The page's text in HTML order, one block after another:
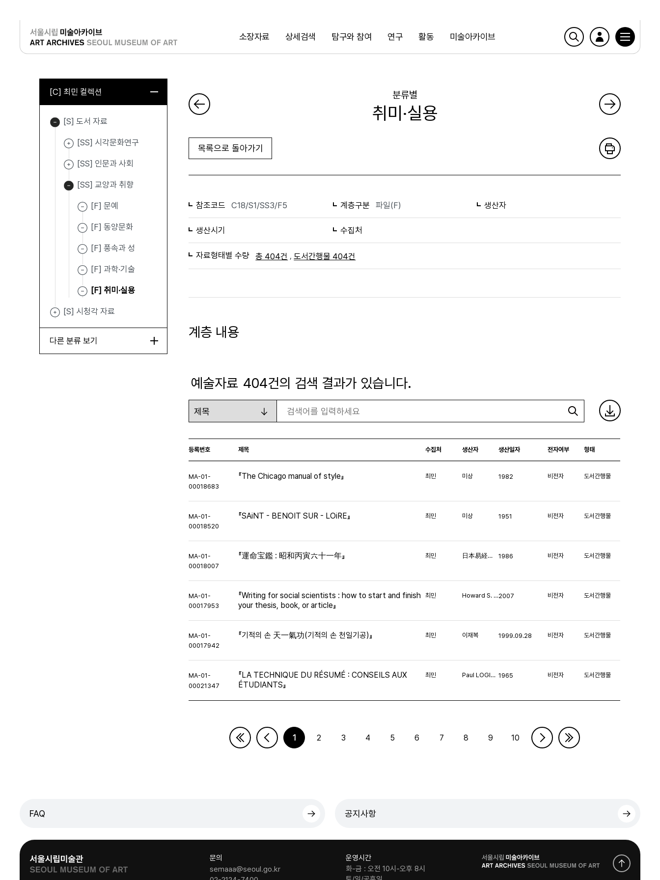
소장자료 상세검색 탐구와 참여 연구 활동 미술아카이브
검색
로그인
[C] 최민 컬렉션
[S] 도서 자료
[SS] 시각문화연구
[SS] 인문과 사회
[SS] 교양과 취향
[F] 문예
[F] 동양문화
[F] 풍속과 성
[F] 과학·기술
[F] 취미·실용
[S] 시청각 자료
다른 분류 보기
분류별
취미·실용
목록으로 돌아가기
참조코드 C18/S1/SS3/F5 계층구분 파일(F) 생산자
생산시기 수집처
자료형태별 수량 총 404건 , 도서간행물 404건
계층 내용
예술자료 404건의 검색 결과가 있습니다.
검색
등록번호 제목 수집처 생산자 생산일자 전자여부 형태
MA-01-
00018683
『The Chicago manual of style』 최민 미상 1982 비전자 도서간행물
MA-01-
00018520
『SAiNT - BENOIT SUR - LOiRE』 최민 미상 1951 비전자 도서간행물
MA-01-
00018007
『運命宝鑑 : 昭和丙寅六十一年』 최민 日本易経大学館共, 日本運命学会 1986 비전자 도서간행물
MA-01-
00017953
『Writing for social scientists : how to start and finish
your thesis, book, or article』
최민 Howard S. Becker2007 비전자 도서간행물
MA-01-
00017942
『기적의 손 天一氣功(기적의 손 천일기공)』 최민 이재복 1999.09.28 비전자 도서간행물
MA-01-
00021347
『LA TECHNIQUE DU RÉSUMÉ : CONSEILS AUX
ÉTUDIANTS』
최민 Paul LOGIÉ, Philippe MOUCHEZ 1965 비전자 도서간행물
1 2 3 4 5 6 7 8 9 10
다음페이지마지막페이지
FAQ 공지사항
문의
semaaa@seoul.go.kr
운영시간
화-금 : 오전 10시-오후 8시
로
고